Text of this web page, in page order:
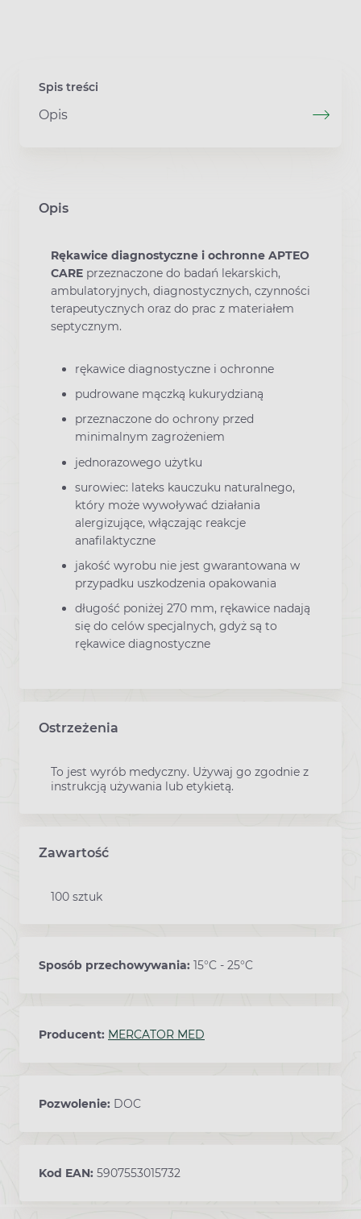
Spis treści
Opis
Opis
Rękawice diagnostyczne i ochronne APTEO
CARE przeznaczone do badań lekarskich,
ambulatoryjnych, diagnostycznych, czynności
terapeutycznych oraz do prac z materiałem
septycznym.
rękawice diagnostyczne i ochronne
pudrowane mączką kukurydzianą
przeznaczone do ochrony przed
minimalnym zagrożeniem
jednorazowego użytku
surowiec: lateks kauczuku naturalnego,
który może wywoływać działania
alergizujące, włączając reakcje
anafilaktyczne
jakość wyrobu nie jest gwarantowana w
przypadku uszkodzenia opakowania
długość poniżej 270 mm, rękawice nadają
się do celów specjalnych, gdyż są to
rękawice diagnostyczne
Ostrzeżenia
To jest wyrób medyczny. Używaj go zgodnie z
instrukcją używania lub etykietą.
Zawartość
100 sztuk
Sposób przechowywania: 15°C - 25°C
Producent: MERCATOR MED
Pozwolenie: DOC
Kod EAN: 5907553015732